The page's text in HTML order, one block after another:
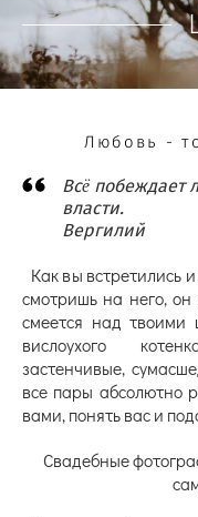
Любовь -
Всë побеждает
власти.
Вергилий
Как вы встретились
смотришь на него, он
смеется над твоими
вислоухого
застенчивые,
все пары абсолютно
вами, понять вас и
Свадебные